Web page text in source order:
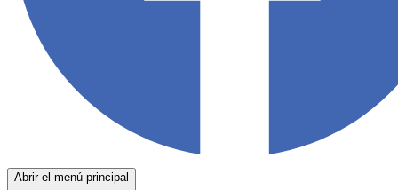
Abrir el menú principal